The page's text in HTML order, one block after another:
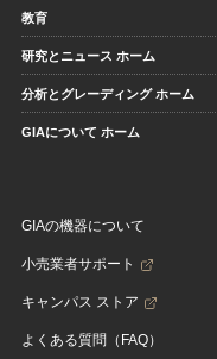
教育
研究とニュース ホーム
分析とグレーディング ホーム
GIAについて ホーム
GIAの機器について
小売業者サポート
キャンパス ストア
よくある質問（FAQ）